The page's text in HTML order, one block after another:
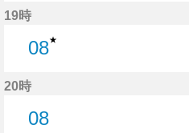
19時
08★
20時
08